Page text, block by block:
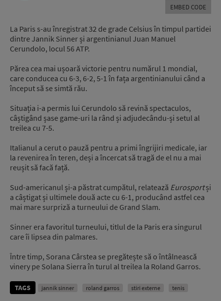
EMBED CODE
La Paris s-au înregistrat 32 de grade Celsius în timpul partidei
dintre Jannik Sinner și argentinianul Juan Manuel
Cerundolo, locul 56 ATP.
Părea cea mai ușoară victorie pentru numărul 1 mondial,
care conducea cu 6-3, 6-2, 5-1 în fața argentinianului când a
început să se simtă rău.
Situația i-a permis lui Cerundolo să revină spectaculos,
câștigând șase game-uri la rând și adjudecându-și setul al
treilea cu 7-5.
Italianul a cerut o pauză pentru a primi îngrijiri medicale, iar
la revenirea în teren, deși a încercat să tragă de el nu a mai
reușit să facă față.
Sud-americanul și-a păstrat cumpătul, relatează Eurosportși
a câștigat și ultimele două acte cu 6-1, producând astfel cea
mai mare surpriză a turneului de Grand Slam.
Sinner era favoritul turneului, titlul de la Paris era singurul
care îi lipsea din palmares.
Între timp, Sorana Cârstea se pregătește să o întâlnească
vinery pe Solana Sierra în turul al treilea la Roland Garros.
TAGS jannik sinner roland garros stiri externe tenis